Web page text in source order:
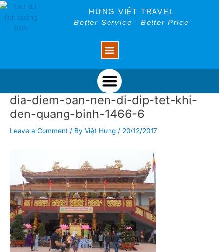
Skip
to
content
HƯNG VIỆT TRAVEL
Better Service - Better Price
Menu
dia-diem-ban-nen-di-dip-tet-khi-
den-quang-binh-1466-6
Leave a Comment / By Việt Hưng / 20/12/2017
Post
navigation